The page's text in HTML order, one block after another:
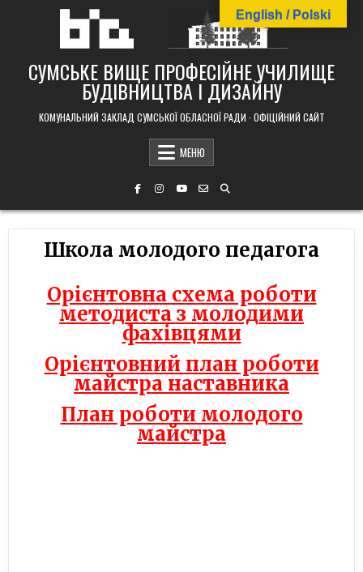
СУМСЬКЕ ВИЩЕ ПРОФЕСІЙНЕ УЧИЛИЩЕ
БУДІВНИЦТВА І ДИЗАЙНУ
КОМУНАЛЬНИЙ ЗАКЛАД СУМСЬКОЇ ОБЛАСНОЇ РАДИ · ОФІЦІЙНИЙ САЙТ
МЕНЮ
Школа молодого педагога
Орієнтовна схема роботи
методиста з молодими
фахівцями
Орієнтовний план роботи
майстра наставника
План роботи молодого
майстра
English / Polski